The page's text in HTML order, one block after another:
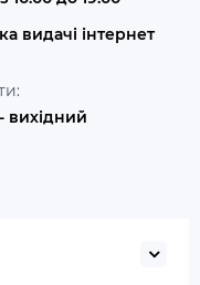
вихідний